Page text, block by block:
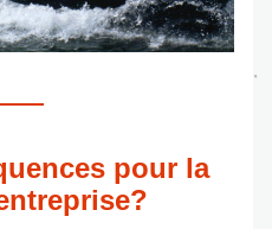
pour la